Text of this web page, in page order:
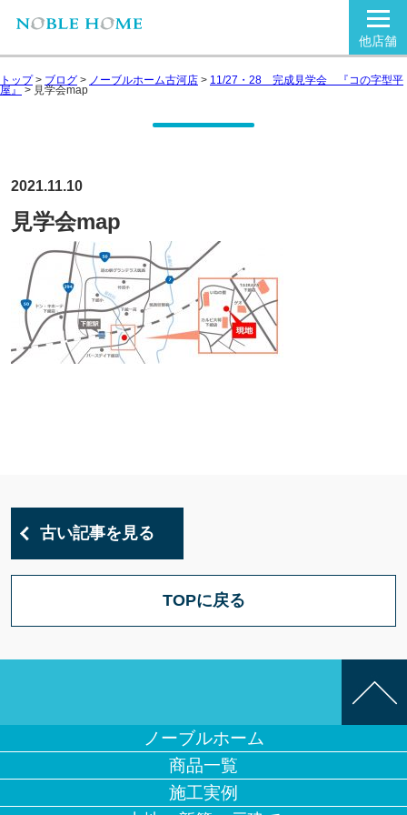
他店舗
トップ> ブログ > ノーブルホーム古河店 > 11/27・28 完成見学会 『コの字型平
屋』 > 見学会map
2021.11.10
見学会map
古い記事を見る
TOPに戻る
ノーブルホーム
商品一覧
施工実例